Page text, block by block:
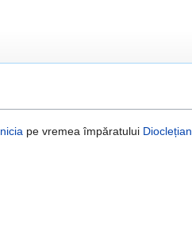
pe vremea împăratului Dioclețian